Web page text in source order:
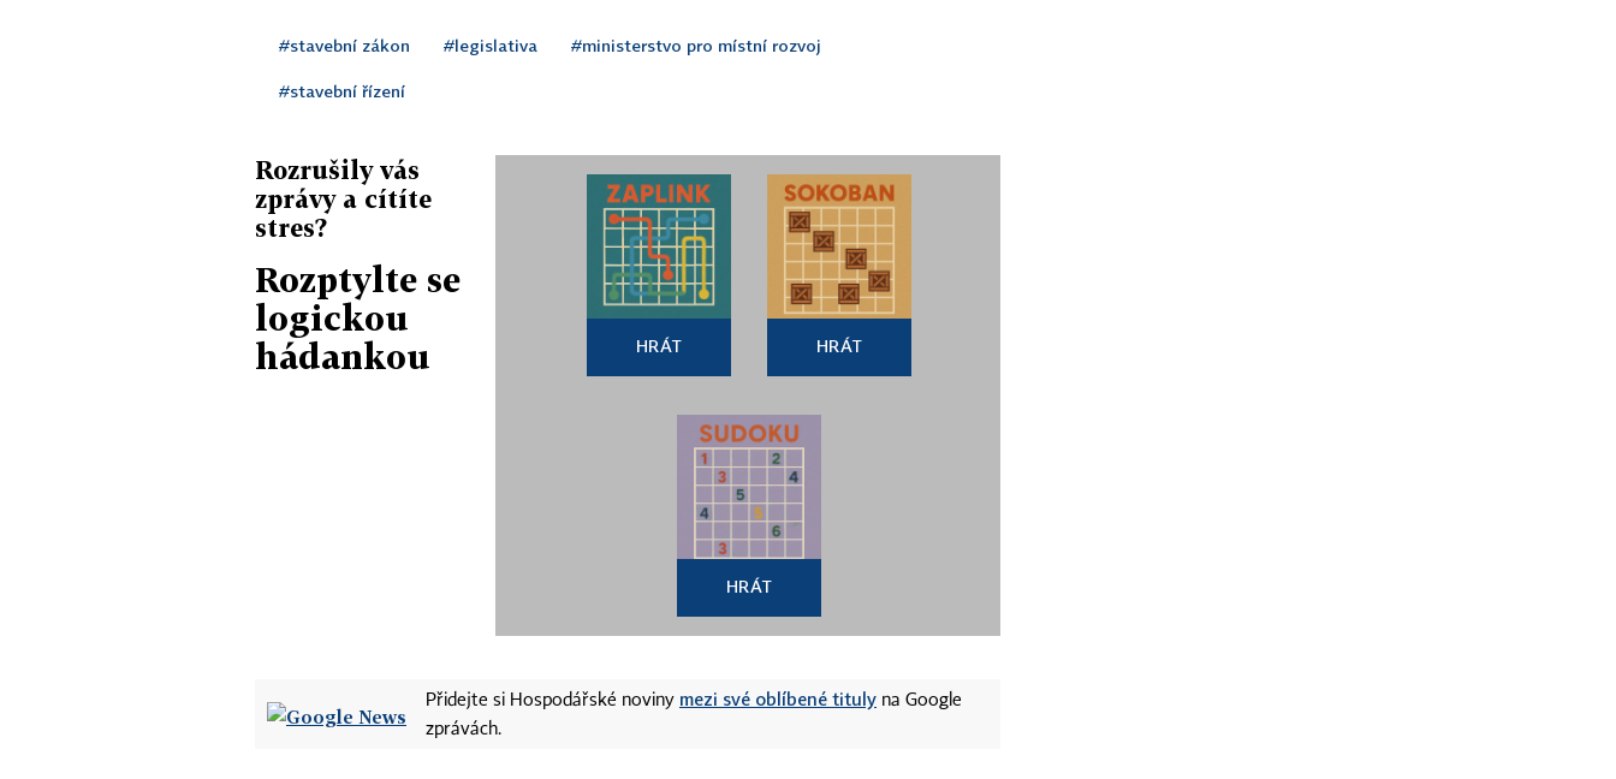
#stavební zákon #legislativa #ministerstvo pro místní rozvoj
#stavební řízení
Rozrušily vás
zprávy a cítíte
stres?
Rozptylte se
logickou
hádankou
HRÁT HRÁT
HRÁT
Přidejte si Hospodářské noviny mezi své oblíbené tituly na Google
zprávách.